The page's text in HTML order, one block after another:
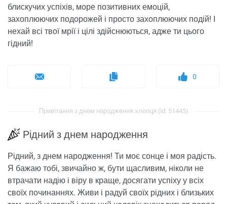
блискучих успіхів, море позитивних емоцій,
захоплюючих подорожей і просто захоплюючих подій! І
нехай всі твої мрії і цілі здійснюються, адже ти цього
гідний!
0
Привітання з днем ​​народження хлопця (id: 51445)
Рідний з днем ​​народження
Рідний, з днем ​​народження! Ти моє сонце і моя радість.
Я бажаю тобі, звичайно ж, бути щасливим, ніколи не
втрачати надію і віру в краще, досягати успіху у всіх
своїх починаннях. Живи і радуй своїх рідних і близьких